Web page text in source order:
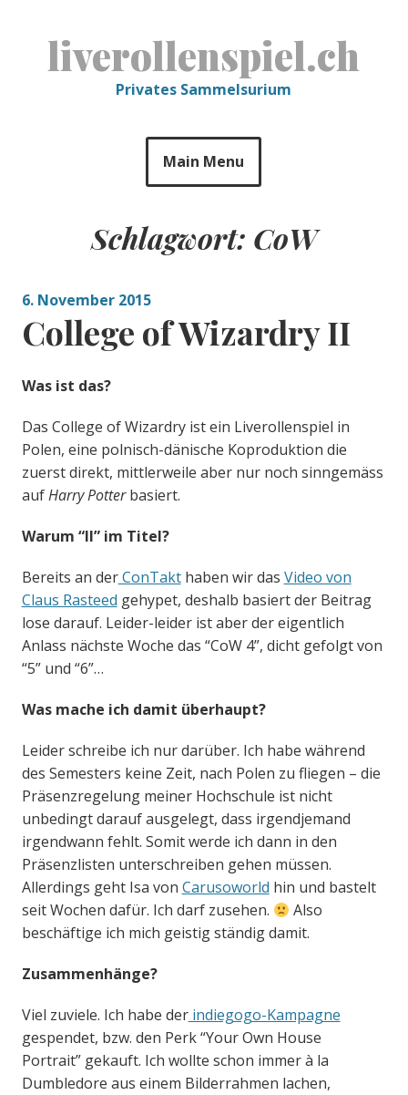
liverollenspiel.ch
Privates Sammelsurium
Main Menu
Schlagwort: CoW
6. November 2015
College of Wizardry II
Was ist das?
Das College of Wizardry ist ein Liverollenspiel in
Polen, eine polnisch-dänische Koproduktion die
zuerst direkt, mittlerweile aber nur noch sinngemäss
aufHarry Potterbasiert.
Warum “II” im Titel?
Bereits an derConTakthaben wir das Video von
Claus Rasteed gehypet, deshalb basiert der Beitrag
lose darauf. Leider-leider ist aber der eigentlich
Anlass nächste Woche das “CoW 4”, dicht gefolgt von
“5” und “6”…
Was mache ich damit überhaupt?
Leider schreibe ich nur darüber. Ich habe während
des Semesters keine Zeit, nach Polen zu fliegen – die
Präsenzregelung meiner Hochschule ist nicht
unbedingt darauf ausgelegt, dass irgendjemand
irgendwann fehlt. Somit werde ich dann in den
Präsenzlisten unterschreiben gehen müssen.
Allerdings geht Isa von Carusoworld hin und bastelt
seit Wochen dafür. Ich darf zusehen.
Also
beschäftige ich mich geistig ständig damit.
Zusammenhänge?
Viel zuviele. Ich habe derindiegogo-Kampagne
gespendet, bzw. den Perk “Your Own House
Portrait” gekauft. Ich wollte schon immer à la
Dumbledore aus einem Bilderrahmen lachen,